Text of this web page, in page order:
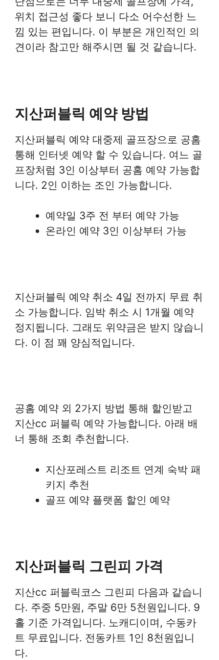
위치 접근성 좋다 보니 다소 어수선한 느
낌 있는 편입니다. 이 부분은 개인적인 의
견이라 참고만 해주시면 될 것 같습니다.
지산퍼블릭 예약 방법
지산퍼블릭 예약 대중제 골프장으로 공홈
통해 인터넷 예약 할 수 있습니다. 여느 골
프장처럼 3인 이상부터 공홈 예약 가능합
니다. 2인 이하는 조인 가능합니다.
예약일 3주 전 부터 예약 가능
온라인 예약 3인 이상부터 가능
지산퍼블릭 예약 취소 4일 전까지 무료 취
소 가능합니다. 임박 취소 시 1개월 예약
정지됩니다. 그래도 위약금은 받지 않습니
다. 이 점 꽤 양심적입니다.
공홈 예약 외 2가지 방법 통해 할인받고
지산cc 퍼블릭 예약 가능합니다. 아래 배
너 통해 조회 추천합니다.
지산포레스트 리조트 연계 숙박 패
키지 추천
골프 예약 플랫폼 할인 예약
지산퍼블릭 그린피 가격
지산cc 퍼블릭코스 그린피 다음과 같습니
다. 주중 5만원, 주말 6만 5천원입니다. 9
홀 기준 가격입니다. 노캐디이며, 수동카
트 무료입니다. 전동카트 1인 8천원입니
다.